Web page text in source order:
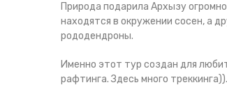
Природа подарила Архызу
находятся в окружении сосен, а
рододендроны.
Именно этот тур создан для
рафтинга. Здесь много треккинга)).